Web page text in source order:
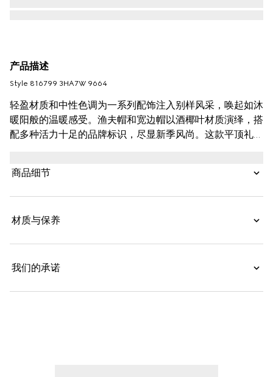
产品描述
Style ‎816799 3HA7W 9664
轻盈材质和中性色调为一系列配饰注入别样风采，唤起如沐
暖阳般的温暖感受。渔夫帽和宽边帽以酒椰叶材质演绎，搭
配多种活力十足的品牌标识，尽显新季风尚。这款平顶礼帽
商品细节
材质与保养
我们的承诺